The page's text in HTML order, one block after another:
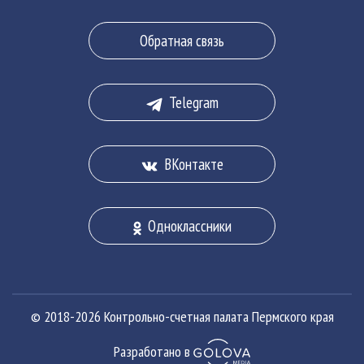
Сведения о доходах, расходах, об имуществе и
обязательствах имущественного характера
служащих Контрольно-счетной палаты Пермского
государственного служащего»
Обратная связь
Telegram
ВКонтакте
Одноклассники
© 2018-2026 Контрольно-счетная палата Пермского края
Разработано в